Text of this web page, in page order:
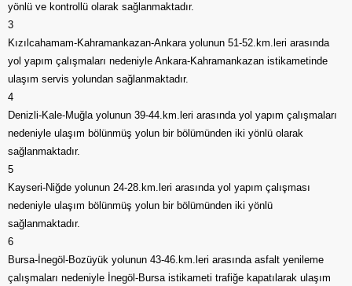
yönlü ve kontrollü olarak sağlanmaktadır.
3
Kızılcahamam-Kahramankazan-Ankara yolunun 51-52.km.leri arasında
yol yapım çalışmaları nedeniyle Ankara-Kahramankazan istikametinde
ulaşım servis yolundan sağlanmaktadır.
4
Denizli-Kale-Muğla yolunun 39-44.km.leri arasında yol yapım çalışmaları
nedeniyle ulaşım bölünmüş yolun bir bölümünden iki yönlü olarak
sağlanmaktadır.
5
Kayseri-Niğde yolunun 24-28.km.leri arasında yol yapım çalışması
nedeniyle ulaşım bölünmüş yolun bir bölümünden iki yönlü
sağlanmaktadır.
6
Bursa-İnegöl-Bozüyük yolunun 43-46.km.leri arasında asfalt yenileme
çalışmaları nedeniyle İnegöl-Bursa istikameti trafiğe kapatılarak ulaşım